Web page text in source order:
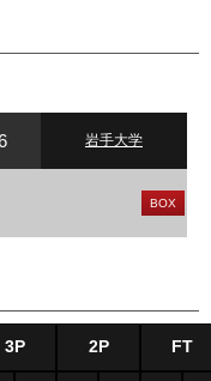
岩手大学
BOX
3P 2P FT